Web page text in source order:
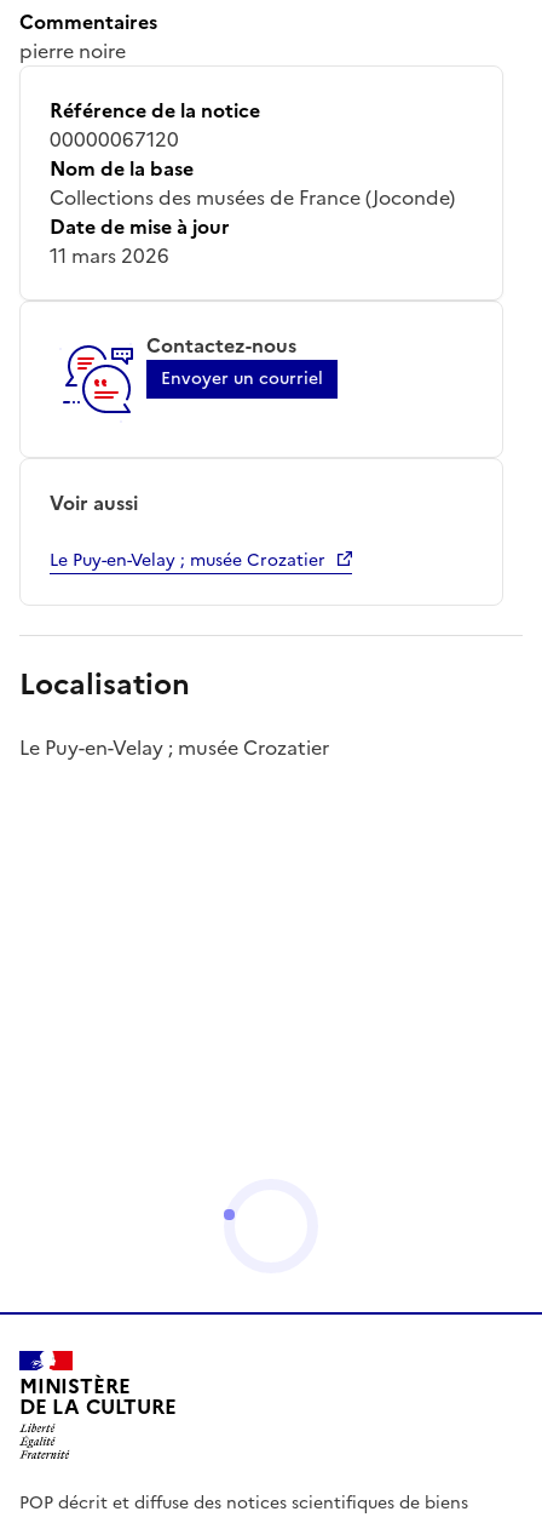
Commentaires
pierre noire
Référence de la notice
00000067120
Nom de la base
Collections des musées de France (Joconde)
Date de mise à jour
11 mars 2026
Contactez-nous
Envoyer un courriel
Voir aussi
Le Puy-en-Velay ; musée Crozatier
Localisation
Le Puy-en-Velay ; musée Crozatier
MINISTÈRE
DE LA CULTURE
POP décrit et diffuse des notices scientifiques de biens